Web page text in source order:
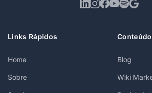
Links Rápidos
Home
Sobre
Conteúdo
Blog
Wiki